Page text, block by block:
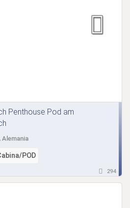
Penthouse Pod am
Alemania
POD
294